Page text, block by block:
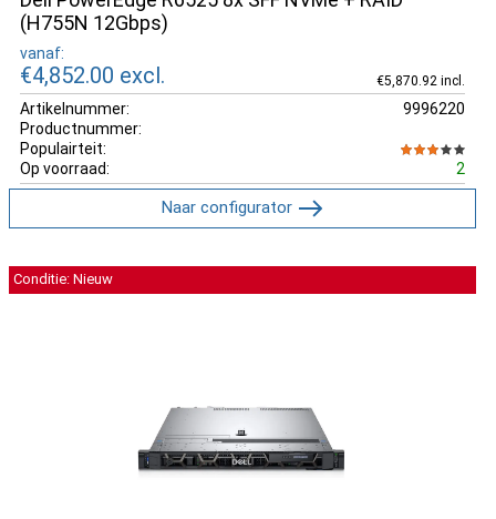
(H755N 12Gbps)
vanaf:
€4,852.00 excl. €5,870.92 incl.
Artikelnummer:
9996220
Productnummer:
Populairteit:
Op voorraad:
2
Naar configurator
Conditie: Nieuw